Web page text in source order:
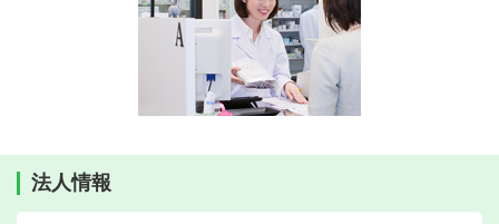
法人情報